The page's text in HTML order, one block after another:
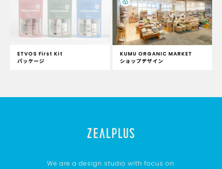
ETVOS First Kit
パッケージ
KUMU ORGANIC MARKET
ショップデザイン
We are a design studio with focus on